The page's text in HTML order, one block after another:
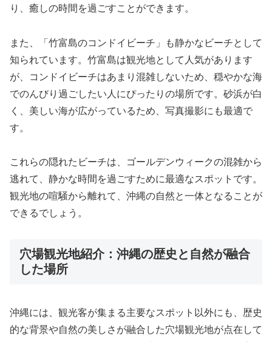
り、癒しの時間を過ごすことができます。
また、「竹富島のコンドイビーチ」も静かなビーチとして
知られています。竹富島は観光地として人気があります
が、コンドイビーチはあまり混雑しないため、穏やかな海
でのんびり過ごしたい人にぴったりの場所です。砂浜が白
く、美しい海が広がっているため、写真撮影にも最適で
す。
これらの隠れたビーチは、ゴールデンウィークの混雑から
逃れて、静かな時間を過ごすために最適なスポットです。
観光地の喧騒から離れて、沖縄の自然と一体となることが
できるでしょう。
穴場観光地紹介：沖縄の歴史と自然が融合
した場所
沖縄には、観光客が集まる主要なスポット以外にも、歴史
的な背景や自然の美しさが融合した穴場観光地が点在して